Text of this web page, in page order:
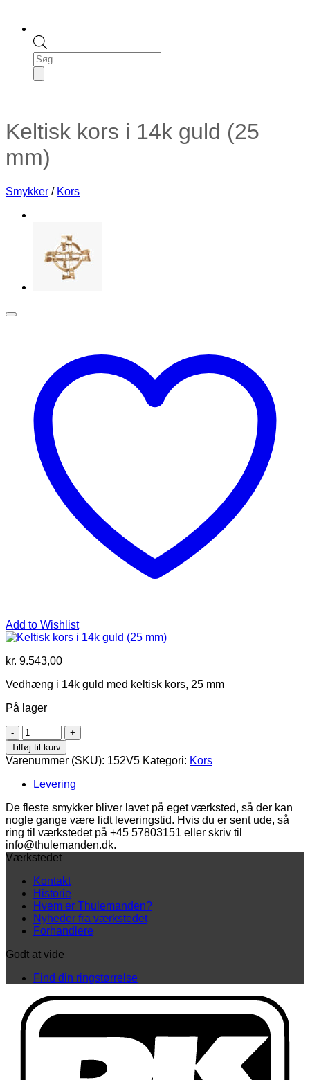
Products
search
Keltisk kors i 14k guld (25
mm)
Smykker / Kors
Add to Wishlist
kr. 9.543,00
Vedhæng i 14k guld med keltisk kors, 25 mm
På lager
Keltisk
kors
i
14k
guld
(25
mm)
antal
Tilføj til kurv
Varenummer (SKU): 152V5 Kategori: Kors
Levering
De fleste smykker bliver lavet på eget værksted, så der kan
nogle gange være lidt leveringstid. Hvis du er sent ude, så
ring til værkstedet på +45 57803151 eller skriv til
info@thulemanden.dk.
Værkstedet
Kontakt
Historie
Hvem er Thulemanden?
Nyheder fra værkstedet
Forhandlere
Godt at vide
Find din ringstørrelse